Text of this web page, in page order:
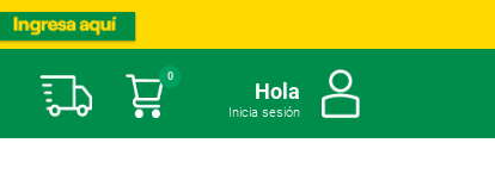
Mi carrito
0
Hola
Inicia sesión